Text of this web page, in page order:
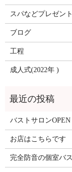
スパなどプレゼン
ブログ
工程
成人式(2022年 )
バストサロンOPEN
お店はこちらです
完全防音の個室バ